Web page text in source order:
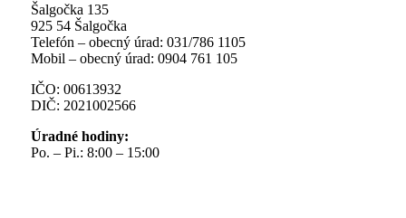
Šalgočka 135
925 54 Šalgočka
Telefón – obecný úrad: 031/786 1105
Mobil – obecný úrad: 0904 761 105
IČO: 00613932
DIČ: 2021002566
Úradné hodiny:
Po. – Pi.: 8:00 – 15:00